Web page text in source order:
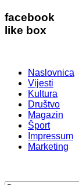
facebook
like box
Naslovnica
Vijesti
Kultura
Društvo
Magazin
Šport
Impressum
Marketing